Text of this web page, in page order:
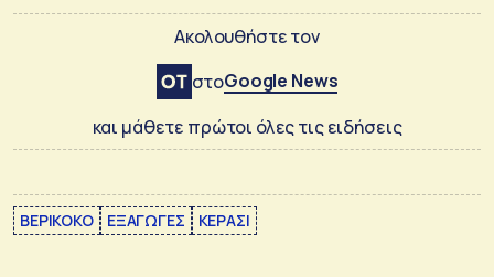
Ακολουθήστε τον
στοGoogle News
και μάθετε πρώτοι όλες τις ειδήσεις
ΒΕΡΙΚΟΚΟ ΕΞΑΓΩΓΕΣ ΚΕΡΑΣΙ